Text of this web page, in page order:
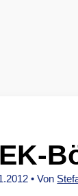
• Von